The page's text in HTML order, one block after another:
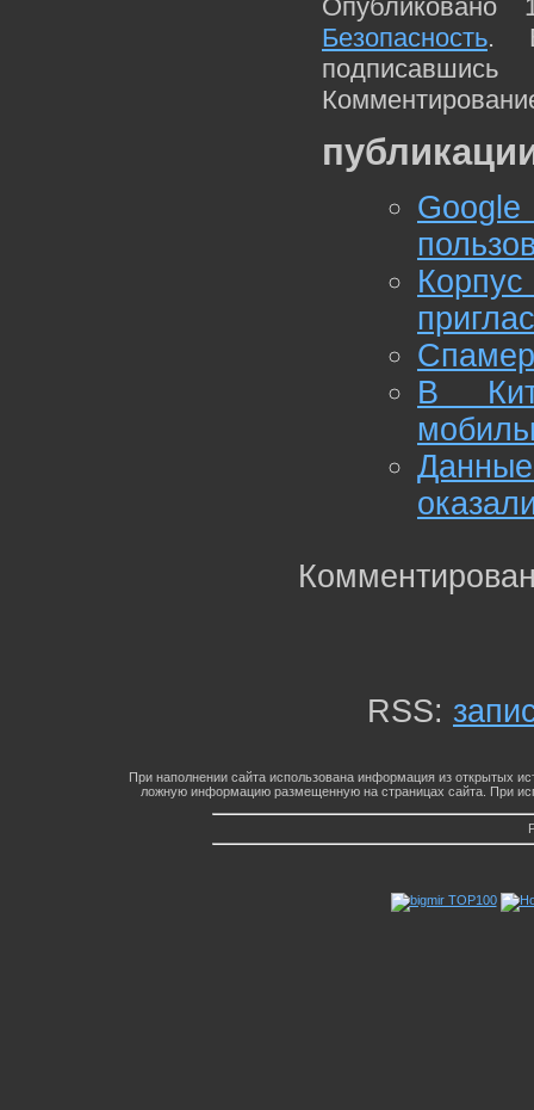
Безопасность.
Google
В
RSS:
При наполнении сайта использована информация из открытых
ложную информацию размещенную на страницах сайта. При